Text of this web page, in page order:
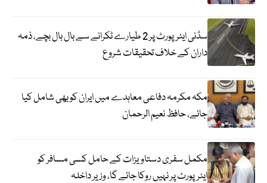
سڈنی ایئرپورٹ پر 2 طیارے ٹکرانے سے بال بال بچے، ذمہ
داران کے خلاف تحقیقات شروع
مکہ مکرمہ دفاعی معاہدے میں ایران کو بھی شامل کیا
جائے، حافظ نعیم الرحمان
مکمل سفری دستاویزات کے حامل کسی مسافر کو
ایئرپورٹ پر نہیں روکا جائے گا، وزیر داخلہ